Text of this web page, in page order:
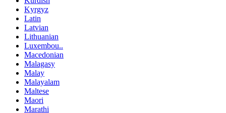
Kyrgyz
Latin
Latvian
Lithuanian
Luxembou..
Macedonian
Malagasy
Malay
Malayalam
Maltese
Maori
Marathi